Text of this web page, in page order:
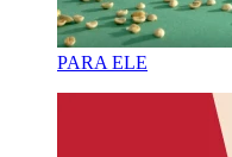
PARA ELE